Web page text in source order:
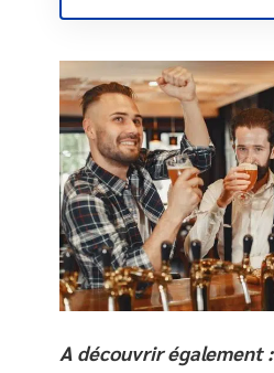
A découvrir également :